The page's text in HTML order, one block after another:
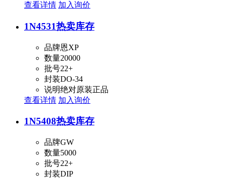
查看详情 加入询价
1N4531热卖库存
品牌恩XP
数量20000
批号22+
封装DO-34
说明绝对原装正品
查看详情 加入询价
1N5408热卖库存
品牌GW
数量5000
批号22+
封装DIP